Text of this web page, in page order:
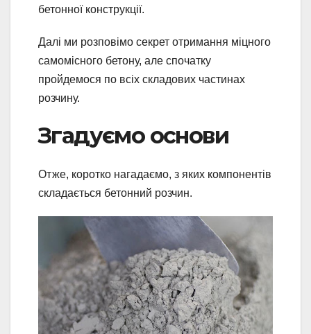
бетонної конструкції.
Далі ми розповімо секрет отримання міцного
самомісного бетону, але спочатку
пройдемося по всіх складових частинах
розчину.
Згадуємо основи
Отже, коротко нагадаємо, з яких компонентів
складається бетонний розчин.